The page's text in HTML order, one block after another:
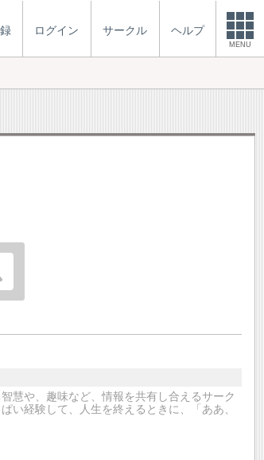
ログイン サークル ヘルプ
MENU
慧や、趣味など、情報を共有し合えるサーク
い経験して、人生を終えるときに、「ああ、